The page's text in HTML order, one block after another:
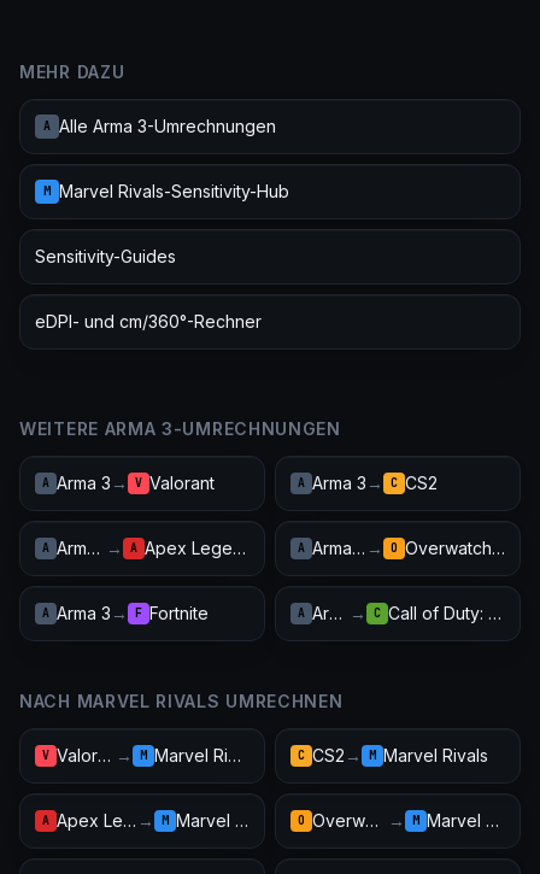
MEHR DAZU
A Alle Arma 3-Umrechnungen
M Marvel Rivals-Sensitivity-Hub
Sensitivity-Guides
eDPI- und cm/360°-Rechner
WEITERE ARMA 3-UMRECHNUNGEN
A Arma 3 → V Valorant A Arma 3 → C CS2
A Arma 3 → A Apex Legends A Arma 3 → O Overwatch 2
A Arma 3 → F Fortnite A Arma 3 → C Call of Duty: Warzone
NACH MARVEL RIVALS UMRECHNEN
V Valorant → M Marvel Rivals C CS2 → M Marvel Rivals
A Apex Legends → M Marvel Rivals O Overwatch 2 → M Marvel Rivals